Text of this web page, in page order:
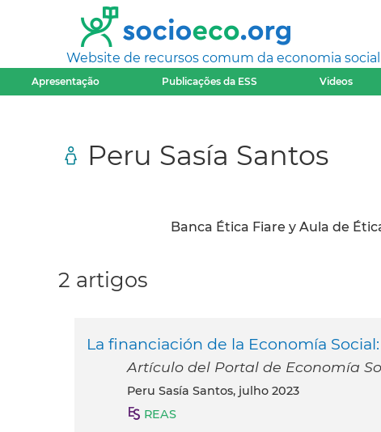
Website de recursos comum da economia social
Apresentação Publicações da ESS Videos
Peru Sasía Santos
Banca Ética Fiare y Aula de
2 artigos
La financiación de la Economía
Artículo del Portal de Economía
Peru Sasía Santos, julho 2023
REAS